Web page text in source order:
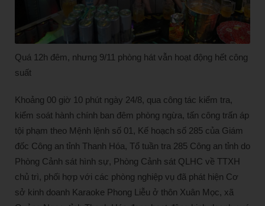
Quá 12h đêm, nhưng 9/11 phòng hát vẫn hoạt động hết công
suất
Khoảng 00 giờ 10 phút ngày 24/8, qua công tác kiểm tra,
kiểm soát hành chính ban đêm phòng ngừa, tấn công trấn áp
tội phạm theo Mệnh lệnh số 01, Kế hoạch số 285 của Giám
đốc Công an tỉnh Thanh Hóa, Tổ tuần tra 285 Công an tỉnh do
Phòng Cảnh sát hình sự, Phòng Cảnh sát QLHC về TTXH
chủ trì, phối hợp với các phòng nghiệp vụ đã phát hiện Cơ
sở kinh doanh Karaoke Phong Liễu ở thôn Xuân Mọc, xã